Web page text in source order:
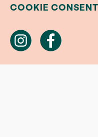
COOKIE CONSENT